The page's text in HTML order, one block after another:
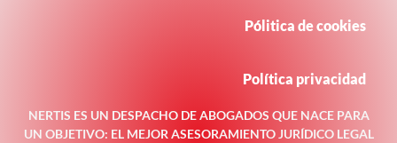
NERTIS ES UN DESPACHO DE ABOGADOS QUE NACE PARA
UN OBJETIVO: EL MEJOR ASESORAMIENTO JURÍDICO LEGAL
Pólitica de cookies
Política privacidad